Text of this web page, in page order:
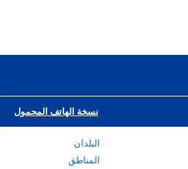
نسخة الهاتف المحمول
البلدان
المناطق